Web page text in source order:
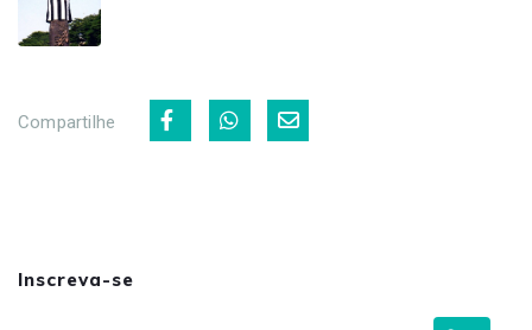
Compartilhe
Inscreva-se